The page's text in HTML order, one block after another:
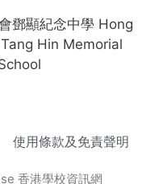
鄧顯紀念中學 Hong
Hin Memorial
使用條款及免責聲明
香港學校資訊網